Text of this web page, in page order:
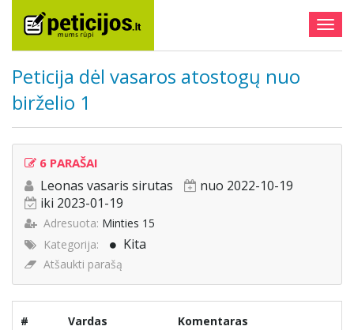
Peticija dėl vasaros atostogų nuo
birželio 1
6 PARAŠAI
Leonas vasaris sirutas
nuo 2022-10-19
iki 2023-01-19
Adresuota: Minties 15
Kategorija:
Kita
Atšaukti parašą
# Vardas Komentaras